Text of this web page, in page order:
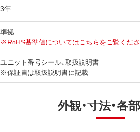
3年
準拠
※RoHS基準値についてはこちらをご覧くだ
ユニット番号シール、取扱説明書
※保証書は取扱説明書に記載
外観・寸法・各